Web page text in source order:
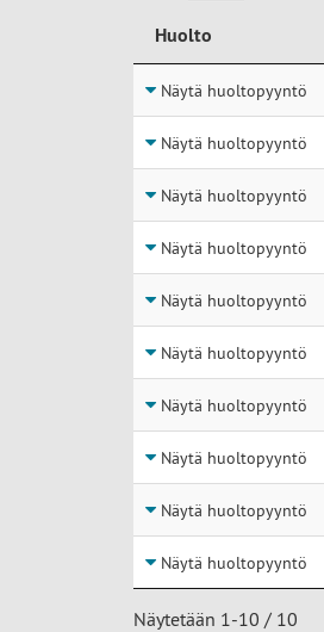
Huolto
Huolto
Näytä huoltopyyntö
Näytä huoltopyyntö
Näytä huoltopyyntö
Näytä huoltopyyntö
Näytä huoltopyyntö
Näytä huoltopyyntö
Näytä huoltopyyntö
Näytä huoltopyyntö
Näytä huoltopyyntö
Näytä huoltopyyntö
Näytetään 1-10 / 10